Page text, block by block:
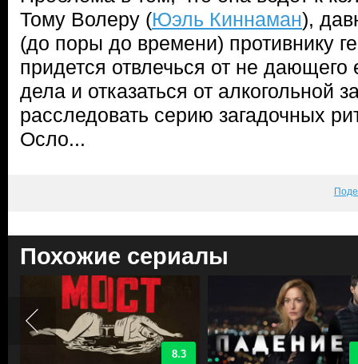
Тому Волеру (Юэль Киннаман),
(до поры до времени) противнику
придется отвлечься от не дающего
дела и отказаться от алкогольной
расследовать серию загадочных
Осло...
Похожие сериалы
8.3